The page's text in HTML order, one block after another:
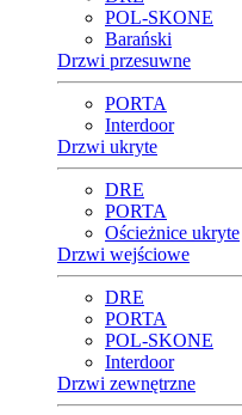
POL-SKONE
Barański
Drzwi przesuwne
PORTA
Interdoor
Drzwi ukryte
DRE
PORTA
Ościeżnice ukryte
Drzwi wejściowe
DRE
PORTA
POL-SKONE
Interdoor
Drzwi zewnętrzne